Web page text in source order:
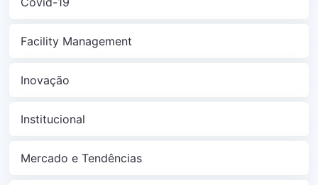
Facility Management
Inovação
Institucional
Mercado e Tendências